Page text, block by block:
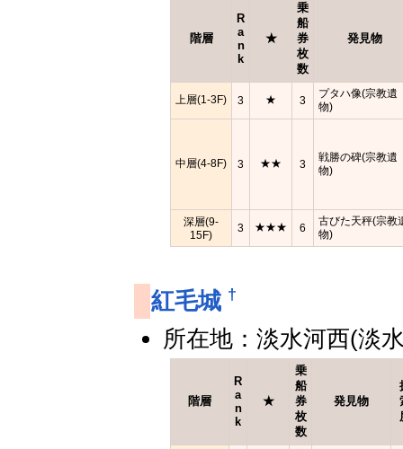
階層
R
a
n
k
★
乗
船
券
枚
数
発見物
上層(1-3F) 3 ★ 3
プタハ像(宗教遺
物)
中層(4-8F) 3 ★★ 3
戦勝の碑(宗教遺
物)
深層(9-
15F)
3 ★★★ 6
古びた天秤(宗教
物)
紅毛城 †
所在地：淡水河西(淡
階層
R
a
n
k
★
乗
船
券
枚
数
発見物